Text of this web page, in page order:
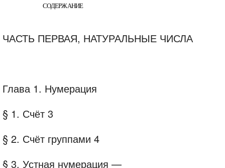
СОДЕРЖАНИЕ
ЧАСТЬ ПЕРВАЯ, НАТУРАЛЬНЫЕ ЧИСЛА
Глава 1. Нумерация
§ 1. Счёт 3
§ 2. Счёт группами 4
§ 3. Устная нумерация —